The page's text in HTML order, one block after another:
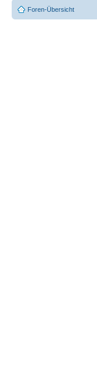
Foren-Übersicht